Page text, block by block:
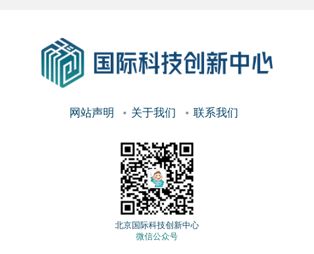
网站声明 关于我们 联系我们
北京国际科技创新中心
微信公众号